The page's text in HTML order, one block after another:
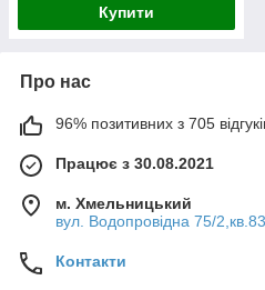
Купити
Про нас
96% позитивних з 705
Працює з 30.08.2021
м. Хмельницький
вул. Водопровідна 75/
Контакти